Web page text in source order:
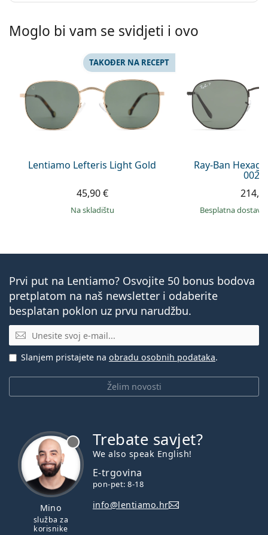
Moglo bi vam se svidjeti i ovo
Lentiamo Lefteris Light Gold
TAKOĐER NA RECEPT
45,90 €
na skladištu
Ray-Ban
002/
Besplatna dostava
Prvi put na Lentiamo? Osvojite 50 bonus bodova
pretplatom na naš newsletter i odaberite
besplatan poklon uz prvu narudžbu.
E-mail
Želim novosti
Slanjem pristajete na obradu osobnih podataka.
Mino
služba za
korisnike
Trebate savjet?
We also speak English!
E-trgovina
pon-pet: 8-18
info@lentiamo.hr